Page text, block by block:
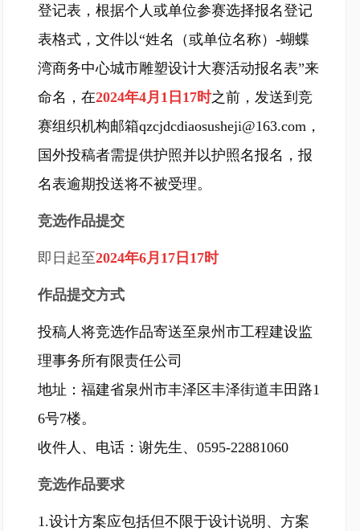
登记表，根据个人或单位参赛选择报名登记
表格式，文件以“姓名（或单位名称）-蝴蝶
湾商务中心城市雕塑设计大赛活动报名表”来
命名，在2024年4月1日17时之前，发送到竞
赛组织机构邮箱qzcjdcdiaosusheji@163.com，
国外投稿者需提供护照并以护照名报名，报
名表逾期投送将不被受理。
竞选作品提交
即日起至2024年6月17日17时
作品提交方式
投稿人将竞选作品寄送至泉州市工程建设监
理事务所有限责任公司
地址：福建省泉州市丰泽区丰泽街道丰田路1
6号7楼。
收件人、电话：谢先生、0595-22881060
竞选作品要求
1.设计方案应包括但不限于设计说明、方案